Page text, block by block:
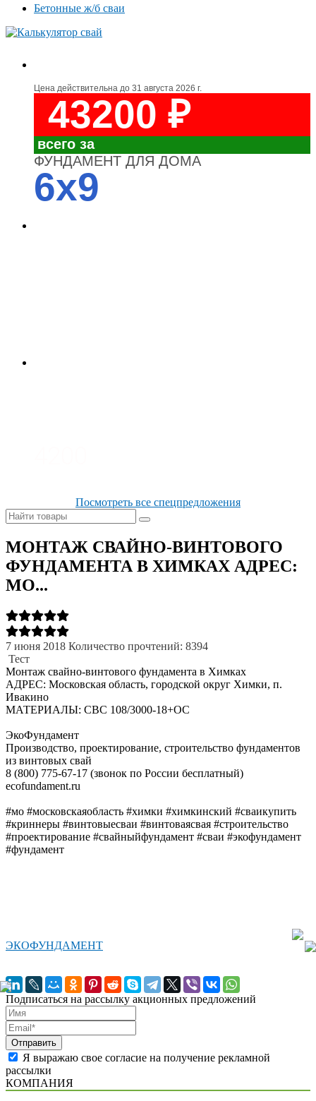
Бетонные ж/б сваи
Цена действительна до 31 августа 2026 г.
43200 ₽
всего за
ФУНДАМЕНТ ДЛЯ ДОМА
6x9
Посмотреть все спецпредложения
МОНТАЖ СВАЙНО-ВИНТОВОГО
ФУНДАМЕНТА В ХИМКАХ АДРЕС:
МО...
7 июня 2018 Количество прочтений: 8394
Тест
Монтаж свайно-винтового фундамента в Химках
АДРЕС: Московская область, городской округ Химки, п.
Ивакино
МАТЕРИАЛЫ: СВС 108/3000-18+ОС
ЭкоФундамент
Производство, проектирование, строительство фундаментов
из винтовых свай
8 (800) 775-67-17 (звонок по России бесплатный)
ecofundament.ru
#мо #московскаяобласть #химки #химкинский #сваикупить
#криннеры #винтовыесваи #винтоваясвая #строительство
#проектирование #свайныйфундамент #сваи #экофундамент
#фундамент
ЭКОФУНДАМЕНТ
Подписаться на рассылку акционных предложений
Я выражаю свое согласие на получение рекламной
рассылки
КОМПАНИЯ